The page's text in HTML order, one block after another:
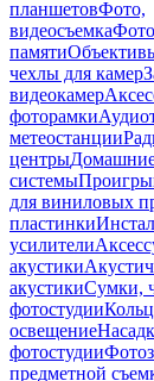
планшетовФото,
видеосъемка
памяти
чехлы для камер
видеокамер
фоторамки
метеостанции
центры
системы
для виниловых
пластинки
усилители
акустики
акустикиСумки,
фотостудии
освещение
фотостудии
предметной